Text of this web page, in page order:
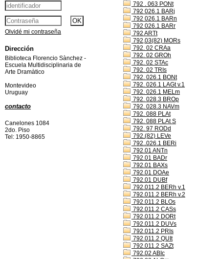
792 . 063 PONt
792 026.1 BARj
792 026.1 BARn
792 026.1 BARr
792 ARTt
792,03(82) MORs
792. 02 CRAa
792. 02 GROh
792. 02 STAc
792. 02 TRIs
792. 026.1 BONt
792. 026.1 LAGt v.1
792. 026.1 MELm
792. 028.3 BROp
792. 028.3 NAVm
792. 088 PLAt
792. 088 PLAt S
792. 97 RODd
792.(82) LEVe
792..026.1 BERi
792.01 ANTn
792.01 BADr
792.01 BAXs
792.01 DOAe
792.01 DUBf
792.011.2 BERh v.1
792.011.2 BERh v.2
792.011.2 BLOs
792.011.2 CASs
792.011.2 DORt
792.011.2 DUVs
792.011.2 PRIs
792.011.2 QUIt
792.011.2 SAZt
792.02 ABIc
Olvidé mi contraseña
Dirección
Biblioteca Florencio Sànchez -
Escuela Multidisciplinaria de
Arte Dramàtico
Montevideo
Uruguay
contacto
Canelones 1084
2do. Piso
Tel: 1950-8865